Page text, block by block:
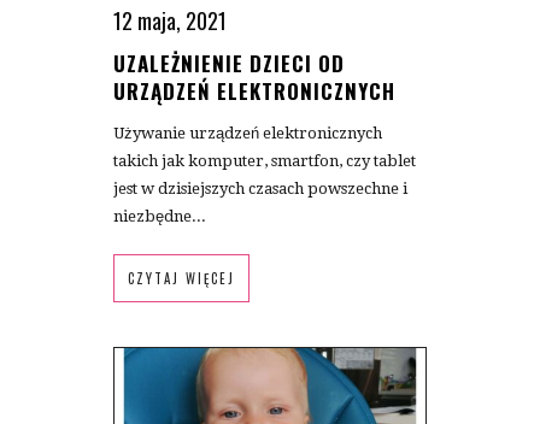
12 maja, 2021
UZALEŻNIENIE DZIECI OD
URZĄDZEŃ ELEKTRONICZNYCH
Używanie urządzeń elektronicznych
takich jak komputer, smartfon, czy tablet
jest w dzisiejszych czasach powszechne i
niezbędne...
CZYTAJ WIĘCEJ